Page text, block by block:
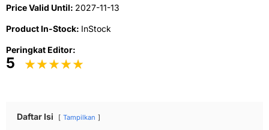
Price Valid Until: 2027-11-13
Product In-Stock: InStock
Peringkat Editor:
5
Daftar Isi Tampilkan